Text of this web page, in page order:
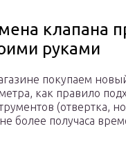
клапана
руками
покупаем
как правило
(отвертка,
более получаса